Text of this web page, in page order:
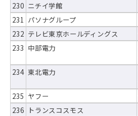
230 ニチイ学館
231 パソナグループ
232 テレビ東京ホールディングス
233 中部電力
234 東北電力
235 ヤフー
236 トランスコスモス